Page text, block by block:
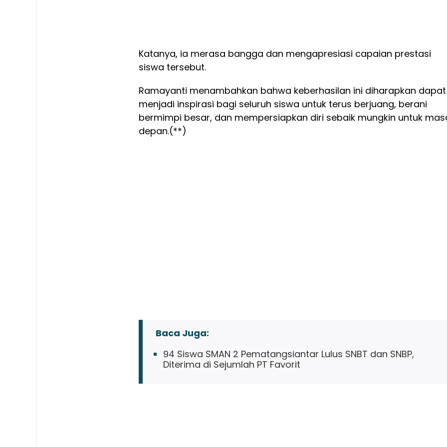
Katanya, ia merasa bangga dan mengapresiasi capaian prestasi
siswa tersebut.
Ramayanti menambahkan bahwa keberhasilan ini diharapkan dapat
menjadi inspirasi bagi seluruh siswa untuk terus berjuang, berani
bermimpi besar, dan mempersiapkan diri sebaik mungkin untuk
depan.(**)
Baca Juga:
94 Siswa SMAN 2 Pematangsiantar Lulus SNBT dan SNBP,
Diterima di Sejumlah PT Favorit